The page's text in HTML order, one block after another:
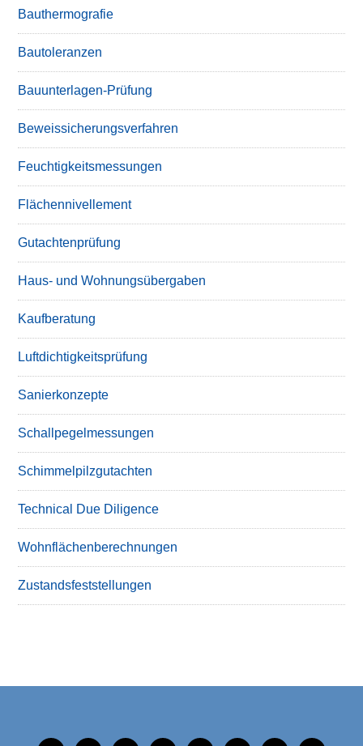
Bauthermografie
Bautoleranzen
Bauunterlagen-Prüfung
Beweissicherungsverfahren
Feuchtigkeitsmessungen
Flächennivellement
Gutachtenprüfung
Haus- und Wohnungsübergaben
Kaufberatung
Luftdichtigkeitsprüfung
Sanierkonzepte
Schallpegelmessungen
Schimmelpilzgutachten
Technical Due Diligence
Wohnflächenberechnungen
Zustandsfeststellungen